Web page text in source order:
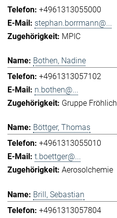
+4961313055000
stephan.borrmann@...
MPIC
Bothen, Nadine
+4961313057102
n.bothen@...
Gruppe Fröhlich
Böttger, Thomas
+4961313055010
t.boettger@...
Aerosolchemie
Brill, Sebastian
+4961313057804